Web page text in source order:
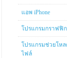
แอพ iPhone
โปรแกรมกราฟฟิ
โปรแกรมช่วยโห
ไฟล์